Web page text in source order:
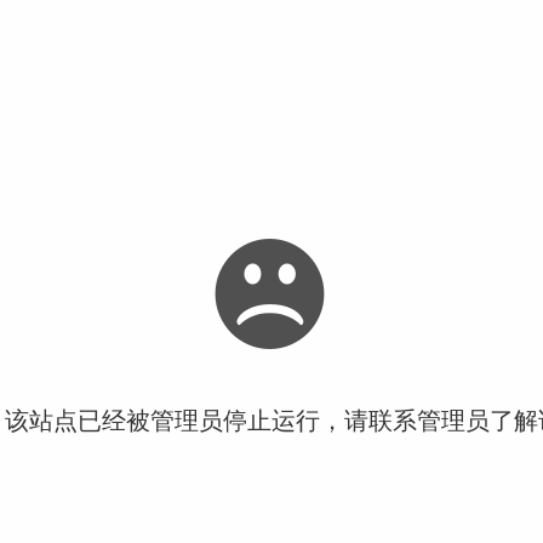
站点已经被管理员停止运行，请联系管理员了